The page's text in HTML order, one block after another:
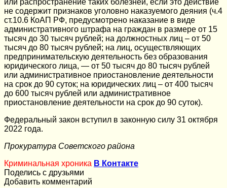
не содержит признаков уголовно наказуемого деяния (ч.4
ст.10.6 КоАП РФ, предусмотрено наказание в виде
административного штрафа на граждан в размере от 15
тысяч до 30 тысяч рублей; на должностных лиц – от 50
тысяч до 80 тысяч рублей; на лиц, осуществляющих
предпринимательскую деятельность без образования
юридического лица, — от 50 тысяч до 80 тысяч рублей
или административное приостановление деятельности
на срок до 90 суток; на юридических лиц – от 400 тысяч
до 600 тысяч рублей или административное
приостановление деятельности на срок до 90 суток).
Федеральный закон вступил в законную силу 31 октября
2022 года.
Прокуратура Советского района
Криминальная хроника В Контакте
Поделись с друзьями
Добавить комментарий